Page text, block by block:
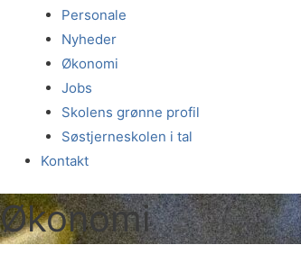
Personale
Nyheder
Økonomi
Jobs
Skolens grønne profil
Søstjerneskolen i tal
Kontakt
Økonomi